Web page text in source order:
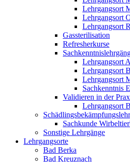
Lehrgangsort
Lehrgangsort
Lehrgangsort
Gassterilisation
Refresherkurse
Lehrgangsort
Lehrgangsort
Lehrgangsort
Sachkenntnis
Validieren in der
Lehrgangsort
Sachkunde
Sonstige Lehrgänge
Lehrgangsorte
Bad Berka
Bad Kreuznach